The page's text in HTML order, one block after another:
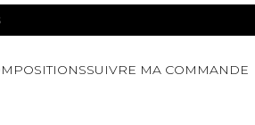
SUIVRE MA COMMANDE